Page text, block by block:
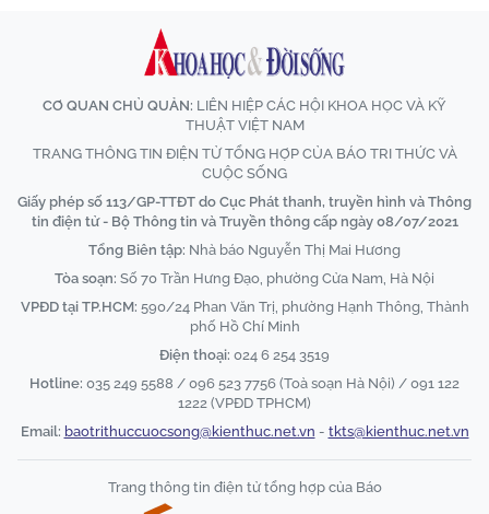
CƠ QUAN CHỦ QUẢN: LIÊN HIỆP CÁC HỘI KHOA HỌC VÀ KỸ
THUẬT VIỆT NAM
TRANG THÔNG TIN ĐIỆN TỬ TỔNG HỢP CỦA BÁO TRI THỨC VÀ
CUỘC SỐNG
Giấy phép số 113/GP-TTĐT do Cục Phát thanh, truyền hình và Thông
tin điện tử - Bộ Thông tin và Truyền thông cấp ngày 08/07/2021
Tổng Biên tập: Nhà báo Nguyễn Thị Mai Hương
Tòa soạn: Số 70 Trần Hưng Đạo, phường Cửa Nam, Hà Nội
VPĐD tại TP.HCM: 590/24 Phan Văn Trị, phường Hạnh Thông, Thành
phố Hồ Chí Minh
Điện thoại: 024 6 254 3519
Hotline: 035 249 5588 / 096 523 7756 (Toà soạn Hà Nội) / 091 122
1222 (VPĐD TPHCM)
Email: baotrithuccuocsong@kienthuc.net.vn - tkts@kienthuc.net.vn
Trang thông tin điện tử tổng hợp của Báo